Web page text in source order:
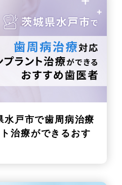
水戸市で歯周病治療
治療ができるおす